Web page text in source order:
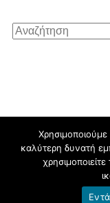
Αναζήτηση
για:
καλύτερη δυνατή